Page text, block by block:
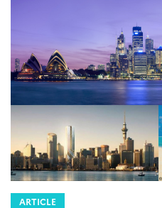
ARTICLE